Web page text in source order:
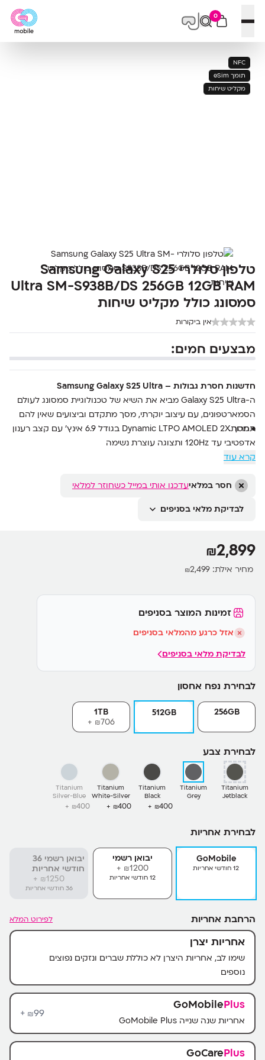
פתח תפריט
0
NFC
תומך eSim
מקליט שיחות
טלפון סלולרי Samsung Galaxy S25
Ultra SM-S938B/DS 256GB 12GB RAM
סמסונג כולל מקליט שיחות
אין ביקורות
מבצעים חמים:
חדשנות חסרת גבולות – Samsung Galaxy S25 Ultra
ה-Galaxy S25 Ultra מביא את השיא של טכנולוגיית סמסונג לעולם
הסמארטפונים, עם עיצוב יוקרתי, מסך מתקדם וביצועים שאין להם
תחרות.
• מסך Dynamic LTPO AMOLED 2X בגודל 6.9 אינץ’ עם קצב רענון
אדפטיבי עד 120Hz ותצוגה עוצרת נשימה
• מעבד Snapdragon 8 Elite המוביל בתעשייה לביצועים מושלמים
מקצועיים
• זיכרון עבודה 12GB RAM ואחסון פנימי 256GB
קרא עוד
חסר במלאיעדכנו אותי במייל כשחוזר למלאי
לבדיקת מלאי בסניפים
₪2,899
מחיר אילת: ₪2,499
זמינות המוצר בסניפים
אזל כרגע מהמלאי בסניפים
לבדיקת מלאי בסניפים
לבחירת נפח אחסון
256GB
512GB
1TB
₪706+
לבחירת צבע
Titanium
Jetblack
Titanium
Grey
Titanium
Black
₪400+
Titanium
White-Silver
₪400+
Titanium
Silver-Blue
₪400+
לבחירת אחריות
GoMobile
12 חודשי אחריות
יבואן רשמי
₪1200+
12 חודשי אחריות
יבואן רשמי 36
חודשי אחריות
₪1250+
36 חודשי אחריות
הרחבת אחריות לפירוט המלא
אחריות יצרן
שימו לב, אחריות היצרן לא כוללת שברים ונזקים נפוצים
נוספים
GoMobilePlus
אחריות שנה שנייה GoMobile Plus
₪99+
GoCarePlus